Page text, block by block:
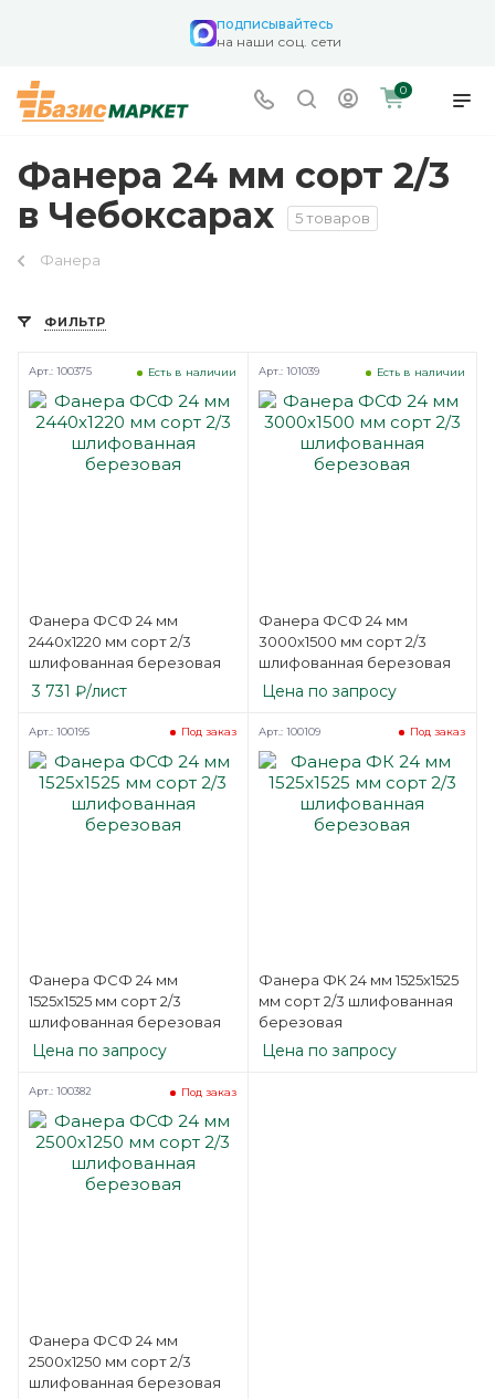
подписывайтесь
на наши соц. сети
0
Фанера 24 мм сорт 2/3
в Чебоксарах
5 товаров
Фанера
ФИЛЬТР
Фанера ФСФ 24 мм
2440х1220 мм сорт 2/3
шлифованная березовая
Есть в наличии
Арт.: 100375
3 731 ₽/лист
Фанера ФСФ 24 мм
3000х1500 мм сорт 2/3
шлифованная березовая
Есть в наличии
Арт.: 101039
Цена по запросу
Фанера ФСФ 24 мм
1525х1525 мм сорт 2/3
шлифованная березовая
Под заказ
Арт.: 100195
Цена по запросу
Фанера ФК 24 мм 1525х1525
мм сорт 2/3 шлифованная
березовая
Под заказ
Арт.: 100109
Цена по запросу
Фанера ФСФ 24 мм
2500х1250 мм сорт 2/3
шлифованная березовая
Под заказ
Арт.: 100382